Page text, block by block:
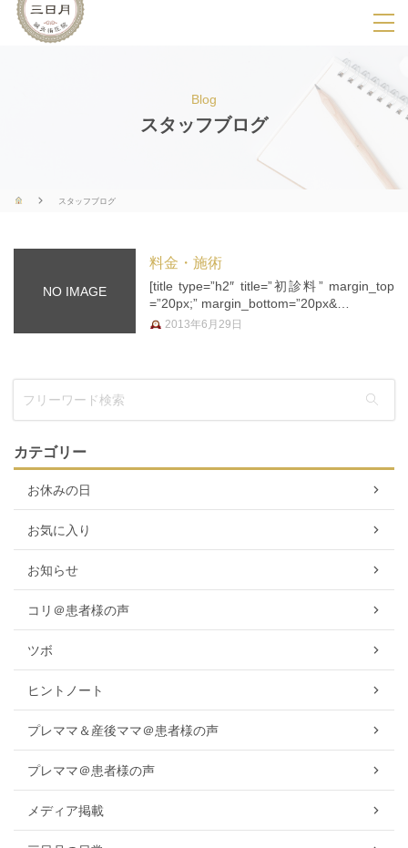
SPメニ
ー
展
用
ボ
Blog
スタッフブログ
スタッフブログ
NO IMAGE
料金・施術
[title type=”h2″ title=”初診料” margin_top
=”20px;” margin_bottom=”20px&…
2013年6月29日
カテゴリー
お休みの日
お気に入り
お知らせ
コリ＠患者様の声
ツボ
ヒントノート
プレママ＆産後ママ＠患者様の声
プレママ＠患者様の声
メディア掲載